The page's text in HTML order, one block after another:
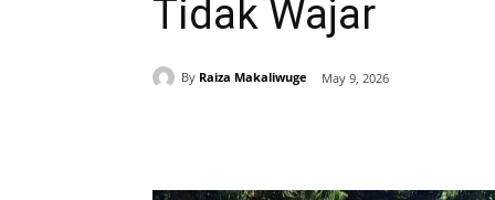
Tidak Wajar
By Raiza Makaliwuge May 9, 2026